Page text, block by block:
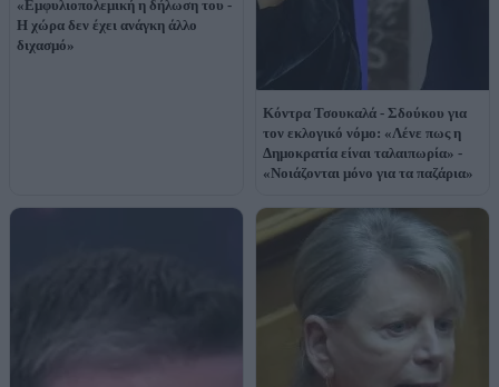
«Εμφυλιοπολεμική η δήλωση του -
Η χώρα δεν έχει ανάγκη άλλο
διχασμό»
Κόντρα Τσουκαλά - Σδούκου για
τον εκλογικό νόμο: «Λένε πως η
Δημοκρατία είναι ταλαιπωρία» -
«Νοιάζονται μόνο για τα παζάρια»